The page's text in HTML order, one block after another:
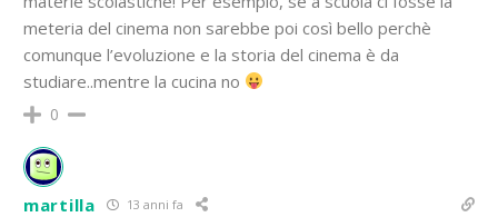
meteria del cinema non sarebbe poi così bello perchè
comunque l’evoluzione e la storia del cinema è da
studiare..mentre la cucina no
0
martilla 13 anni fa